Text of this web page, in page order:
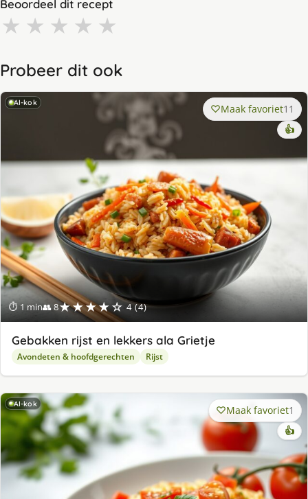
Beoordeel dit recept
★ ★ ★ ★ ★
Probeer dit ook
AI-kok
⏱ 1 min👥 8★★★★☆ 4 (4)
Maak favoriet11
👍
Gebakken rijst en lekkers ala Grietje
Avondeten & hoofdgerechten Rijst
AI-kok Maak favoriet1
👍